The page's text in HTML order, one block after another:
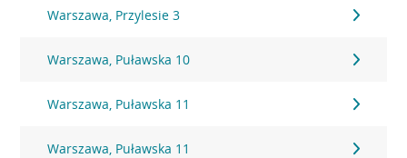
Warszawa, Przylesie 3
Warszawa, Puławska 10
Warszawa, Puławska 11
Warszawa, Puławska 11